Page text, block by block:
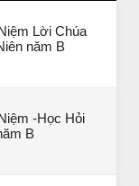
Lời Chúa
năm B
-Học Hỏi
B